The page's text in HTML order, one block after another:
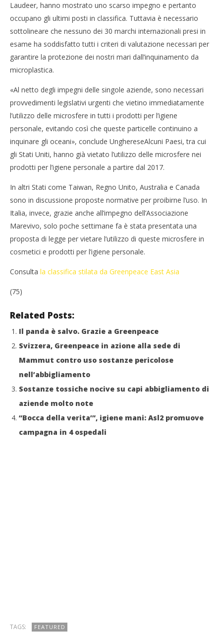
Laudeer, hanno mostrato uno scarso impegno e pertanto
occupano gli ultimi posti in classifica. Tuttavia è necessario
sottolineare che nessuno dei 30 marchi internazionali presi in
esame ha soddisfatto tutti i criteri di valutazione necessari per
garantire la protezione dei nostri mari dall’inquinamento da
microplastica.
«Al netto degli impegni delle singole aziende, sono necessari
provvedimenti legislativi urgenti che vietino immediatamente
l’utilizzo delle microsfere in tutti i prodotti per l’igiene
personale, evitando così che queste particelle continuino a
inquinare gli oceani», conclude UnghereseAlcuni Paesi, tra cui
gli Stati Uniti, hanno già vietato l’utilizzo delle microsfere nei
prodotti per l’igiene personale a partire dal 2017.
In altri Stati come Taiwan, Regno Unito, Australia e Canada
sono in discussione proposte normative per proibirne l’uso. In
Italia, invece, grazie anche all’impegno dell’Associazione
Marevivo, solo poche settimane fa è stata presentata una
proposta di legge per vietare l’utilizzo di queste microsfere in
cosmetici e prodotti per l’igiene personale.
Consulta la classifica stilata da Greenpeace East Asia
(75)
Related Posts:
Il panda è salvo. Grazie a Greenpeace
Svizzera, Greenpeace in azione alla sede di
Mammut contro uso sostanze pericolose
nell’abbigliamento
Sostanze tossiche nocive su capi abbigliamento di
aziende molto note
“Bocca della verita’”, igiene mani: Asl2 promuove
campagna in 4 ospedali
TAGS: FEATURED